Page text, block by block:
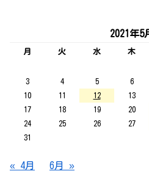
2021年5
月 火 水 木
3
4 5 6
10
11 12 13
17
18 19 20
24
25 26 27
31
« 4月 6月 »